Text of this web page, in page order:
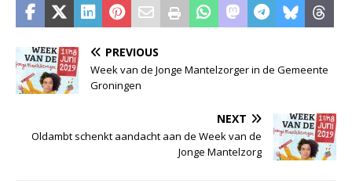
PREVIOUS
Week van de Jonge Mantelzorger in de Gemeente
Groningen
NEXT
Oldambt schenkt aandacht aan de Week van de
Jonge Mantelzorg